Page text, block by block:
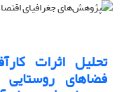
تحلیل اثرات
فضاهای روستایی